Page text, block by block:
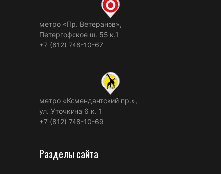
метро «Пр. Ветеранов»,
Петергофское ш. 55 к.1
+7 (812) 748-10-67
метро «Комендантский пр.»,
ул. Уточкина 6 к. 1
+7 (812) 748-10-69
Разделы сайта